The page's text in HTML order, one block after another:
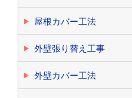
屋根カバー工法
外壁張り替え工事
外壁カバー工法